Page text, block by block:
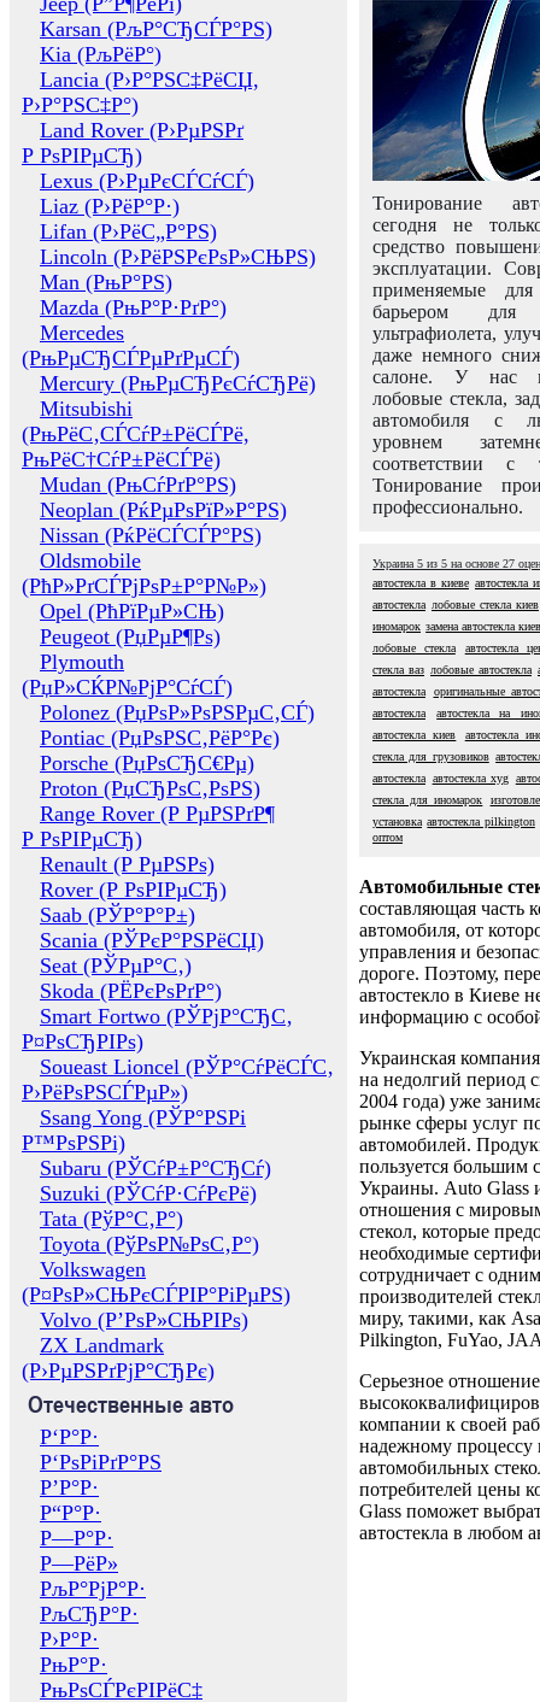
Karsan (РљР°СЂСЃР°РЅ)
Kia (РљРёР°)
Lancia (Р›Р°РЅС‡РёСЏ,
Р›Р°РЅС‡Р°)
Land Rover (Р›РµРЅРґ
Р РѕРІРµСЂ)
Lexus (Р›РµРєСЃСѓСЃ)
Liaz (Р›РёР°Р·)
Lifan (Р›РёС„Р°РЅ)
Lincoln (Р›РёРЅРєРѕР»СЊРЅ)
Man (РњР°РЅ)
Mazda (РњР°Р·РґР°)
Mercedes
(РњРµСЂСЃРµРґРµСЃ)
Mercury (РњРµСЂРєСѓСЂРё)
Mitsubishi
(РњРёС‚СЃСѓР±РёСЃРё,
РњРёС†СѓР±РёСЃРё)
Mudan (РњСѓРґР°РЅ)
Neoplan (РќРµРѕРїР»Р°РЅ)
Nissan (РќРёСЃСЃР°РЅ)
Oldsmobile
(РћР»РґСЃРјРѕР±Р°Р№Р»)
Opel (РћРїРµР»СЊ)
Peugeot (РџРµР¶Рѕ)
Plymouth
(РџР»СЌР№РјР°СѓСЃ)
Polonez (РџРѕР»РѕРЅРµС‚СЃ)
Pontiac (РџРѕРЅС‚РёР°Рє)
Porsche (РџРѕСЂС€Рµ)
Proton (РџСЂРѕС‚РѕРЅ)
Range Rover (Р РµРЅРґР¶
Р РѕРІРµСЂ)
Renault (Р РµРЅРѕ)
Rover (Р РѕРІРµСЂ)
Saab (РЎР°Р°Р±)
Scania (РЎРєР°РЅРёСЏ)
Seat (РЎРµР°С‚)
Skoda (РЁРєРѕРґР°)
Smart Fortwo (РЎРјР°СЂС‚
Р¤РѕСЂРІРѕ)
Soueast Lioncel (РЎР°СѓРёСЃС‚
Р›РёРѕРЅСЃРµР»)
Ssang Yong (РЎР°РЅРі
Р™РѕРЅРі)
Subaru (РЎСѓР±Р°СЂСѓ)
Suzuki (РЎСѓР·СѓРєРё)
Tata (РўР°С‚Р°)
Toyota (РўРѕР№РѕС‚Р°)
Volkswagen
(Р¤РѕР»СЊРєСЃРІР°РіРµРЅ)
Volvo (Р’РѕР»СЊРІРѕ)
ZX Landmark
(Р›РµРЅРґРјР°СЂРє)
Отечественные авто
Р‘Р°Р·
Р‘РѕРіРґР°РЅ
Р’Р°Р·
Р“Р°Р·
Р—Р°Р·
Р—РёР»
РљР°РјР°Р·
РљСЂР°Р·
Р›Р°Р·
РњР°Р·
РњРѕСЃРєРІРёС‡
Тонирование
сегодня не
средство
эксплуатации.
применяемые
барьером для
ультрафиолета,
даже немного
салоне. У нас
лобовые стекла,
автомобиля с
уровнем
соответствии с
Тонирование
профессионально.
Украина 5 из 5 на основе 27
автостекла в киеве автостекла
автостекла лобовые стекла киев
иномарок замена автостекла
лобовые стекла
автостекла
стекла ваз лобовые автостекла
автостекла
оригинальные
автостекла
автостекла на
автостекла киев
автостекла
стекла для грузовиков
автостекла автостекла xyg
стекла для иномарок
установка автостекла pilkington
оптом
Автомобильные
составляющая часть
автомобиля, от
управления и
дороге. Поэтому,
автостекло в Киеве
информацию с
Украинская
на недолгий период
2004 года) уже
рынке сферы услуг
автомобилей.
пользуется большим
Украины. Auto Glass
отношения с
стекол, которые
необходимые
сотрудничает с
производителей
миру, такими, как
Pilkington, FuYao,
Серьезное отношение
компании к своей
надежному процессу
автомобильных
потребителей цены
Glass поможет
автостекла в любом